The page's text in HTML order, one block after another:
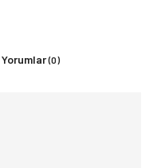
Yorumlar(0)